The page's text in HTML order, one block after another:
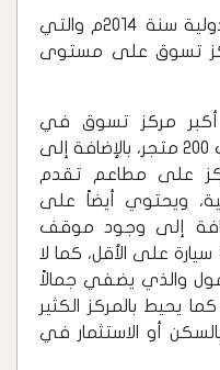
ولقد نال المركز جائزة ستيفا الدولية سنة 2014م والتي
تسوق على مستوى
أكبر مركز تسوق في
إسطنبول، يحتوي على ما يقارب 200 متجر، بالإضافة إلى
على مطاعم تقدم
ويحتوي أيضاً على
إلى وجود موقف
للسيارات يتسع لما يقارب لـ 3000 سيارة على الأقل، كما لا
والذي يضفي جمالاً
يحيط بالمركز الكثير
بالسكن أو الاستثمار في